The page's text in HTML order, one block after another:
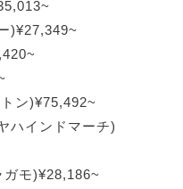
)¥27,349~
ン)¥75,492~
ハインドマーチ)
ガモ)¥28,186~